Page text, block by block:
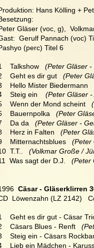
Hans Kölling +
Gläser (voc, g),
Gerulf Pannach (voc)
(perc) Titel 6
Talkshow
(Peter Gläser
Geht es dir gut (Peter
Hello Mister Biedermann
Steig ein
(Peter Gläser
Wenn der Mond scheint
Bauernpolka (Peter
Da da
(Peter Gläser -
Herz in Falten
(Peter
Mitternachtsblues (Peter
T.T..
(Volkmar Große /
Was sagt der D.J.
(Peter
Cäsar - Gläserklirren
Löwenzahn (LZ 2142)
Geht es dir gut - Cäsar
Cäsars Blues - Renft
Steig ein - Cäsars
Lieb ein Mädchen -